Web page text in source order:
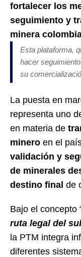
fortalecer los
seguimiento y
minera
Esta plataforma,
hacer
su
La puesta en
representa uno
en materia de
minero en el
validación y
de minerales
destino final de
Bajo el concepto
ruta legal del
la PTM integra
diferentes